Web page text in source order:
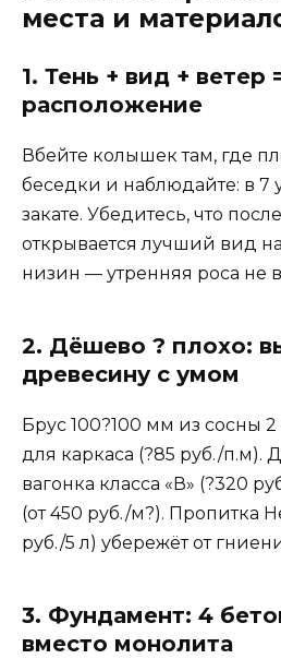
места и
1. Тень + вид + ветер
расположение
Вбейте колышек там, где
беседки и наблюдайте: в 7
закате. Убедитесь, что
открывается лучший вид на
низин — утренняя роса не
2. Дёшево ? плохо:
древесину с умом
Брус 100?100 мм из сосны
для каркаса (?85 руб./
вагонка класса «В» (?320
(от 450 руб./м?). Пропитка
руб./5 л) убережёт от
3. Фундамент: 4
вместо монолита